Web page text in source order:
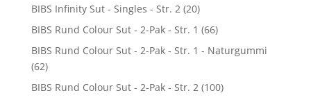
BIBS Infinity Sut - Singles - Str. 2 (20)
BIBS Rund Colour Sut - 2-Pak - Str. 1 (66)
BIBS Rund Colour Sut - 2-Pak - Str. 1 - Naturgummi
(62)
BIBS Rund Colour Sut - 2-Pak - Str. 2 (100)